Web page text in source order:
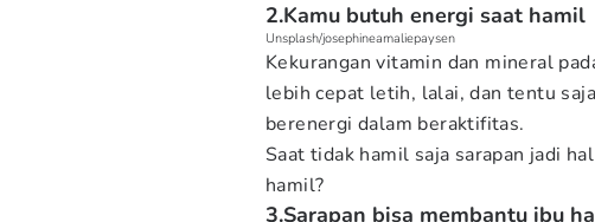
2.Kamu butuh energi saat hamil
Unsplash/josephineamaliepaysen
Kekurangan vitamin dan mineral
lebih cepat letih, lalai, dan tentu
berenergi dalam beraktifitas.
Saat tidak hamil saja sarapan jadi
hamil?
3.Sarapan bisa membantu ibu